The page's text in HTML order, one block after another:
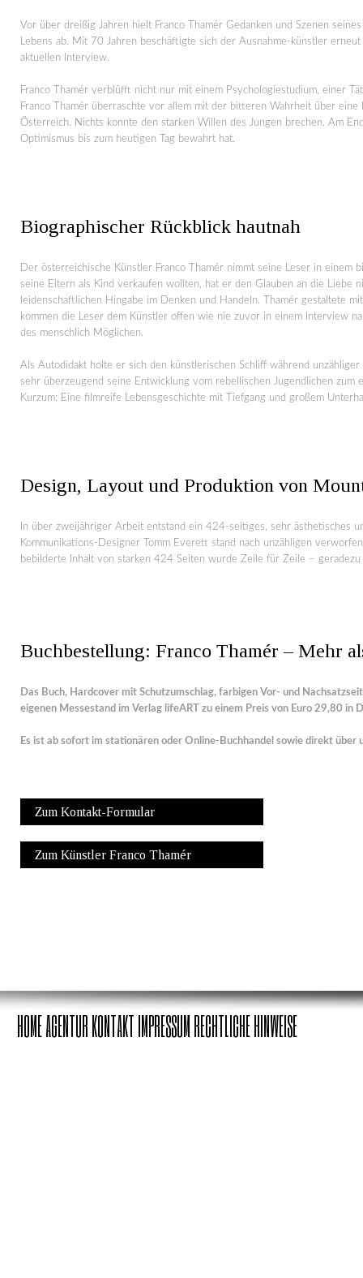
Vor über dreißig Jahren hielt Franco Thamér Gedanken und Szenen
Lebens ab. Mit 70 Jahren beschäftigte sich der Ausnahme-künstler
aktuellen Interview.
Franco Thamér verblüfft nicht nur mit einem Psychologiestudium, einer
Franco Thamér überraschte vor allem mit der bitteren Wahrheit über
Österreich. Nichts konnte den starken Willen des Jungen brechen. Am
Optimismus bis zum heutigen Tag bewahrt hat.
Biographischer Rückblick hautnah
Der österreichische Künstler Franco Thamér nimmt seine Leser in einem
seine Eltern als Kind verkaufen wollten, hat er den Glauben an die
leidenschaftlichen Hingabe im Denken und Handeln. Thamér gestaltete
kommen die Leser dem Künstler offen wie nie zuvor in einem Interview
des menschlich Möglichen.
Als Autodidakt holte er sich den künstlerischen Schliff während
sehr überzeugend seine Entwicklung vom rebellischen Jugendlichen
Kurzum: Eine filmreife Lebensgeschichte mit Tiefgang und großem
Design, Layout und Produktion von
In über zweijähriger Arbeit entstand ein 424-seitiges, sehr ästhetisches
Kommunikations-Designer Tomm Everett stand nach unzähligen
bebilderte Inhalt von starken 424 Seiten wurde Zeile für Zeile –
Buchbestellung: Franco Thamér – Mehr
Das Buch, Hardcover mit Schutzumschlag, farbigen Vor- und
eigenen Messestand im Verlag lifeART zu einem Preis von Euro 29,80
Es ist ab sofort im stationären oder Online-Buchhandel sowie direkt
Zum Kontakt-Formular
Zum Künstler Franco Thamér
HOMEAGENTURKONTAKTIMPRESSUMRECHTLICHE HINWEISE